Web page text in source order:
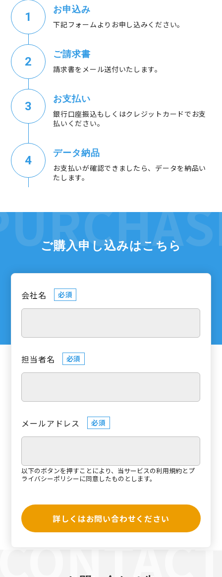
お申込み
下記フォームよりお申し込みください。
ご請求書
請求書をメール送付いたします。
お支払い
銀行口座振込もしくはクレジットカードでお支
払いください。
データ納品
お支払いが確認できましたら、データを納品い
たします。
ご購入申し込みはこちら
会社名 必須
担当者名 必須
メールアドレス 必須
以下のボタンを押すことにより、当サービスの利用規約と プ
ライバシーポリシーに同意したものとします。
詳しくはお問い合わせください